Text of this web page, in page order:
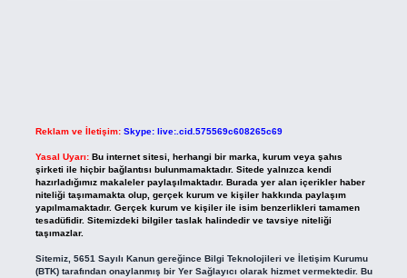
Reklam ve İletişim: Skype: live:.cid.575569c608265c69
Yasal Uyarı: Bu internet sitesi, herhangi bir marka, kurum veya şahıs
şirketi ile hiçbir bağlantısı bulunmamaktadır. Sitede yalnızca kendi
hazırladığımız makaleler paylaşılmaktadır. Burada yer alan içerikler haber
niteliği taşımamakta olup, gerçek kurum ve kişiler hakkında paylaşım
yapılmamaktadır. Gerçek kurum ve kişiler ile isim benzerlikleri tamamen
tesadüfidir. Sitemizdeki bilgiler taslak halindedir ve tavsiye niteliği
taşımazlar.
Sitemiz, 5651 Sayılı Kanun gereğince Bilgi Teknolojileri ve İletişim Kurumu
(BTK) tarafından onaylanmış bir Yer Sağlayıcı olarak hizmet vermektedir. Bu